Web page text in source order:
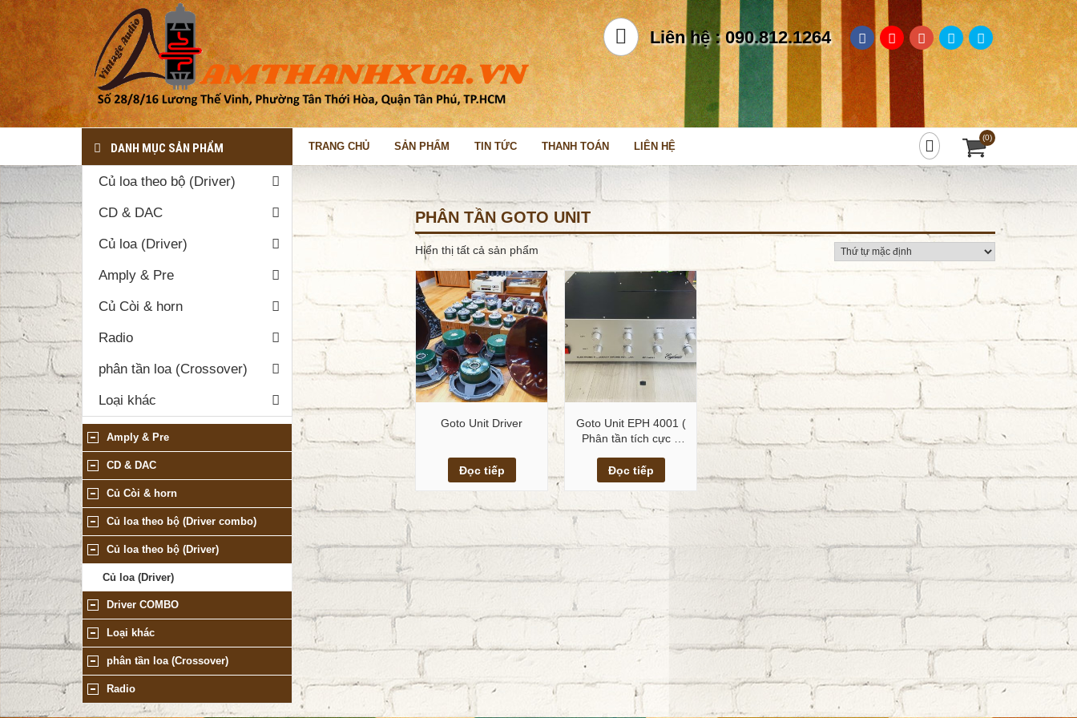
Liên hệ : 090.812.1264
DANH MỤC SẢN PHẨM
Củ loa theo bộ (Driver)
CD & DAC
Củ loa (Driver)
Amply & Pre
Củ Còi & horn
Radio
phân tần loa (Crossover)
Loại khác
TRANG CHỦ SẢN PHẨM TIN TỨC THANH TOÁN LIÊN HỆ
(0)
Trang chủ Sản phẩm
PHÂN TẦN GOTO UNIT
Hiển thị tất cả sản phẩm
Xem chi tiết
Goto Unit Driver
Đọc tiếp
Xem chi tiết
Goto Unit EPH 4001 (
Phân tần tích cực –
Đọc tiếp
Địa chỉ: Số 28/8/16 Lương Thế
Vinh, Phường Tân Thới hòa, Quận
Tân Phú, TP.HCM ( Ngay Góc công
viên Hẻm 28 Lương Thế Vinh)
dovanphi@gmail.com
DANH MỤC SẢN PHẨM
Amply & Pre
CD & DAC
Củ Còi & horn
Củ loa theo bộ (Driver combo)
Củ loa theo bộ (Driver)
Củ loa (Driver)
Driver COMBO
Loại khác
phân tần loa (Crossover)
Radio